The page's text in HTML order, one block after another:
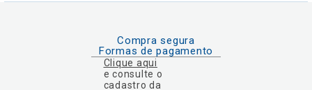
Compra segura
Formas de pagamento
Clique aqui
e consulte o
cadastro da